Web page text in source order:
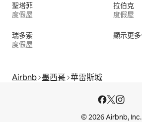
聖塔菲
度假屋
拉伯克
度假屋
瑞多索
度假屋
顯示更多
Airbnb 墨西哥 華雷斯城
© 2026 Airbnb, Inc.